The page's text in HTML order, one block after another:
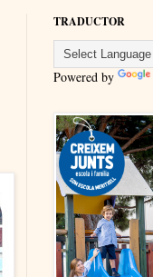
TRADUCTOR
Powered by